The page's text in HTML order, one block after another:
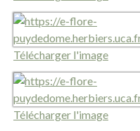
Télécharger l'image
Télécharger l'image